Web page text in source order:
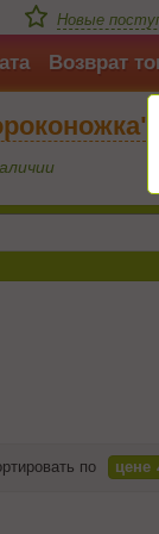
Новые
Возврат
по цене